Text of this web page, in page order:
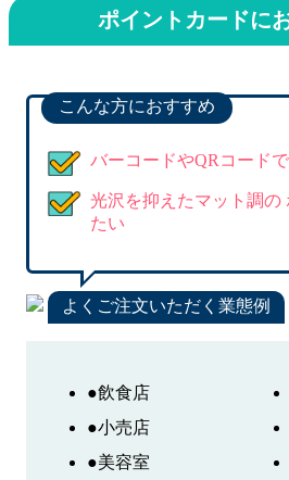
ポイントカードに
こんな方におすすめ
バーコードやQRコード
光沢を抑えたマット調の
たい
よくご注文いただく業態例
●飲食店
●小売店
●美容室